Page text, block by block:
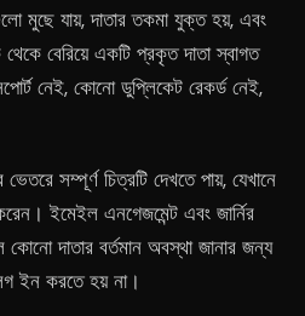
মুছে যায়, দাতার তকমা যুক্ত হয়, এবং
থেকে বেরিয়ে একটি প্রকৃত দাতা স্বাগত
নেই, কোনো ডুপ্লিকেট রেকর্ড নেই,
সম্পূর্ণ চিত্রটি দেখতে পায়, যেখানে
ইমেইল এনগেজমেন্ট এবং জার্নির
কোনো দাতার বর্তমান অবস্থা জানার জন্য
ইন করতে হয় না।